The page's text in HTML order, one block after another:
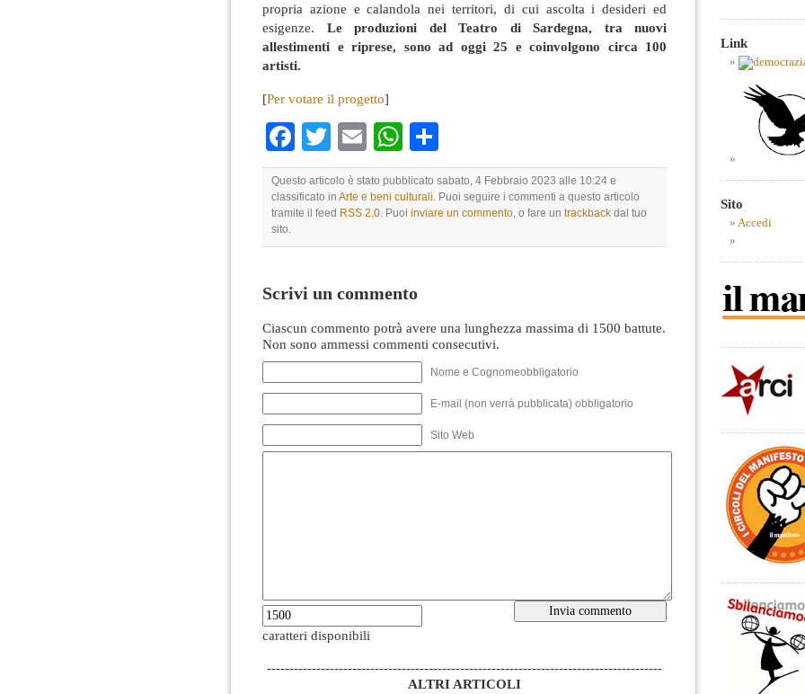
propria azione e calandola nei territori, di cui ascolta i desideri ed
esigenze. Le produzioni del Teatro di Sardegna, tra nuovi
allestimenti e riprese, sono ad oggi 25 e coinvolgono circa 100
artisti.
[Per votare il progetto]
Facebook
Twitter
EmailWhatsApp
Questo articolo è stato pubblicato sabato, 4 Febbraio 2023 alle 10:24 e
classificato in Arte e beni culturali . Puoi seguire i commenti a questo articolo
tramite il feed RSS 2.0 . Puoi inviare un commento , o fare un trackback dal tuo
sito.
Scrivi un commento
Ciascun commento potrà avere una lunghezza massima di 1500 battute.
Non sono ammessi commenti consecutivi.
Nome e Cognomeobbligatorio
E-mail (non verrà pubblicata) obbligatorio
Sito Web
caratteri disponibili
----------------------------------------------------------------------------------------
ALTRI ARTICOLI
Link
Sito
Accedi